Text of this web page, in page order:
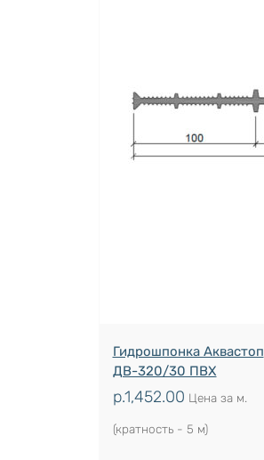
Гидрошпонка Аквастоп
ДВ-320/30 ПВХ
р.1,452.00 Цена за м.
(кратность - 5 м)